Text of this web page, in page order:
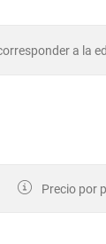
a la
Precio por